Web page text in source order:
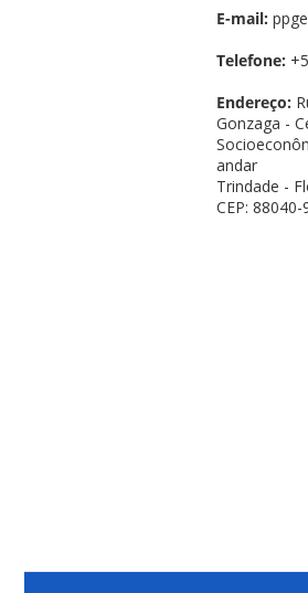
E-mail:
Telefone:
Endereço:
Gonzaga -
andar
Trindade -
CEP: 88040-